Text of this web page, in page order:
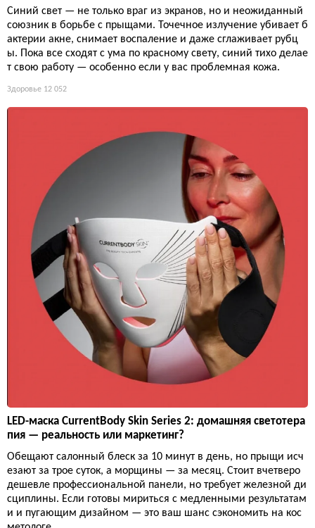
Синий свет — не только враг из экранов, но и неожиданный
союзник в борьбе с прыщами. Точечное излучение убивает б
актерии акне, снимает воспаление и даже сглаживает рубц
ы. Пока все сходят с ума по красному свету, синий тихо делае
т свою работу — особенно если у вас проблемная кожа.
Здоровье 12 052
LED-маска CurrentBody Skin Series 2: домашняя светотера
пия — реальность или маркетинг?
Обещают салонный блеск за 10 минут в день, но прыщи исч
езают за трое суток, а морщины — за месяц. Стоит вчетверо
дешевле профессиональной панели, но требует железной ди
сциплины. Если готовы мириться с медленными результатам
и и пугающим дизайном — это ваш шанс сэкономить на кос